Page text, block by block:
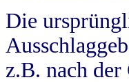
Die
z.B. nach